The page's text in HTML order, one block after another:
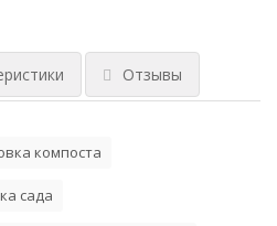
Отзывы
компоста
сада